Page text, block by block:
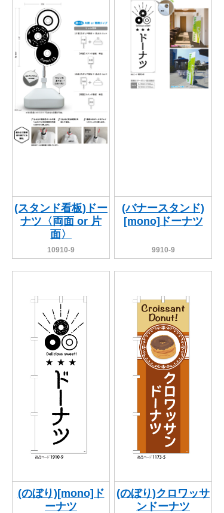
関連アイテムを見る
ORIGINAL ORDER
(スタンド看板)ドー
ナツ〈両面 or 片
面〉
10910-9
(バナースタンド)
[mono]ドーナツ
9910-9
(のぼり)[mono]ド
ーナツ
(のぼり)クロワッサ
ンドーナツ